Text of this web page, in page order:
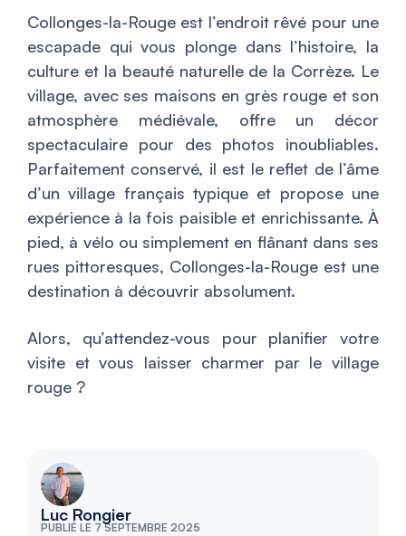
Collonges-la-Rouge est l’endroit rêvé pour une
escapade qui vous plonge dans l’histoire, la
culture et la beauté naturelle de la Corrèze. Le
village, avec ses maisons en grès rouge et son
atmosphère médiévale, offre un décor
spectaculaire pour des photos inoubliables.
Parfaitement conservé, il est le reflet de l’âme
d’un village français typique et propose une
expérience à la fois paisible et enrichissante. À
pied, à vélo ou simplement en flânant dans ses
rues pittoresques, Collonges-la-Rouge est une
destination à découvrir absolument.
Alors, qu’attendez-vous pour planifier votre
visite et vous laisser charmer par le village
rouge ?
Luc Rongier
PUBLIÉ LE 7 SEPTEMBRE 2025